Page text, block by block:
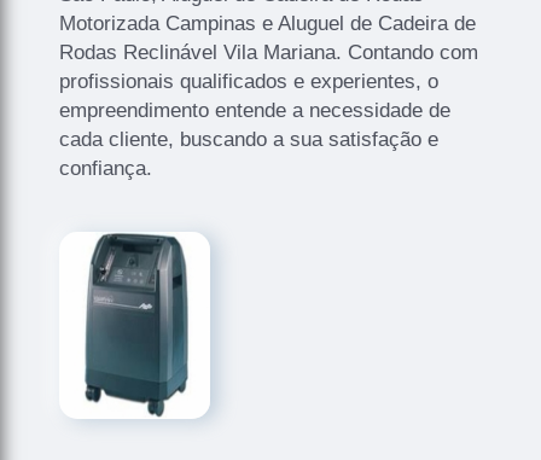
Motorizada Campinas e Aluguel de Cadeira de
Rodas Reclinável Vila Mariana. Contando com
profissionais qualificados e experientes, o
empreendimento entende a necessidade de
cada cliente, buscando a sua satisfação e
confiança.